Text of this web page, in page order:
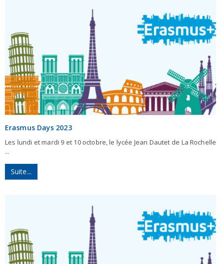
Erasmus Days 2023
Les lundi et mardi 9 et 10 octobre, le lycée Jean Dautet de La Rochelle
...
Suite...